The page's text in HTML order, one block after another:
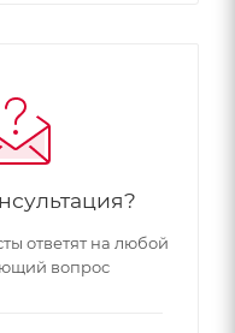
ответят на любой
вопрос